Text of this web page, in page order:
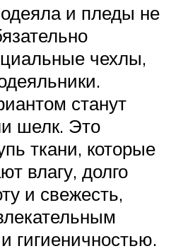
и пледы не
чехлы,
станут
шелк. Это
ткани, которые
влагу, долго
и свежесть,
гигиеничностью.